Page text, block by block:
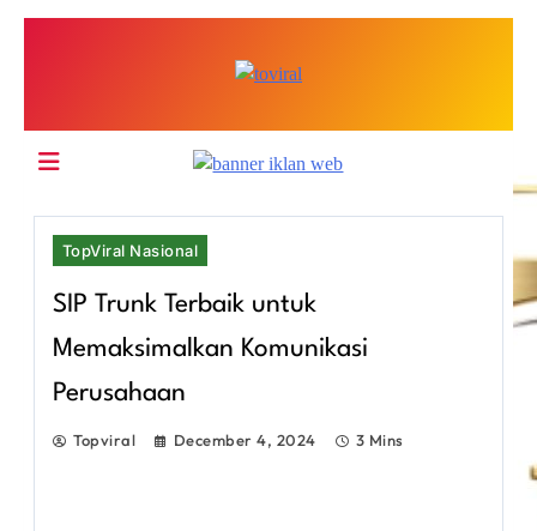
TopViral Nasional
SIP Trunk Terbaik untuk
Memaksimalkan Komunikasi
Perusahaan
Topviral December 4, 2024 3 Mins